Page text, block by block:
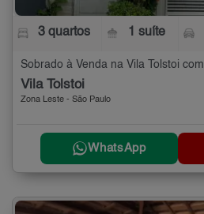
3 quartos 1 suíte
Sobrado à Venda na Vila Tolstoi
Vila Tolstoi
Zona Leste - São Paulo
WhatsApp